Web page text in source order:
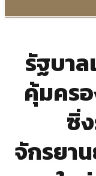
รัฐบา
คุ้มคร
ซิ่
จักรยา